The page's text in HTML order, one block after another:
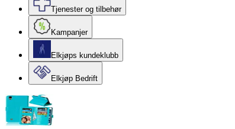
Tjenester og tilbehør
Kampanjer
Elkjøps kundeklubb
Elkjøp Bedrift